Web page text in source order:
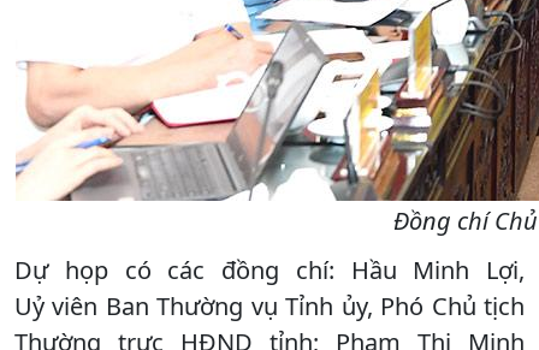
Đồng chí
Dự họp có các đồng chí: Hầu Minh Lợi,
Uỷ viên Ban Thường vụ Tỉnh ủy, Phó Chủ tịch
Thường trực HĐND tỉnh; Phạm Thị Minh